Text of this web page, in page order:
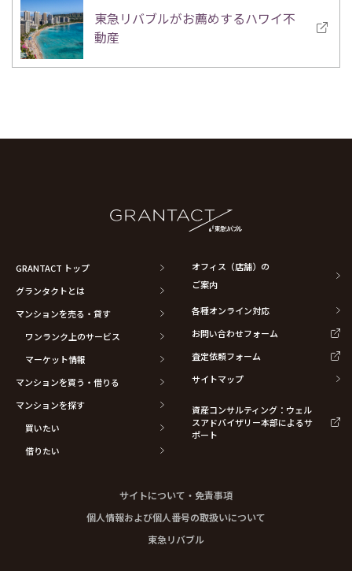
東急リバブルがお薦めするハワイ不
動産
GRANTACT トップ
グランタクトとは
マンションを売る・貸す
ワンランク上のサービス
マーケット情報
マンションを買う・借りる
マンションを探す
買いたい
借りたい
オフィス（店舗）の
ご案内
各種オンライン対応
お問い合わせフォーム
査定依頼フォーム
サイトマップ
資産コンサルティング：ウェル
スアドバイザリー本部によるサ
ポート
サイトについて・免責事項
個人情報および個人番号の取扱いについて
東急リバブル